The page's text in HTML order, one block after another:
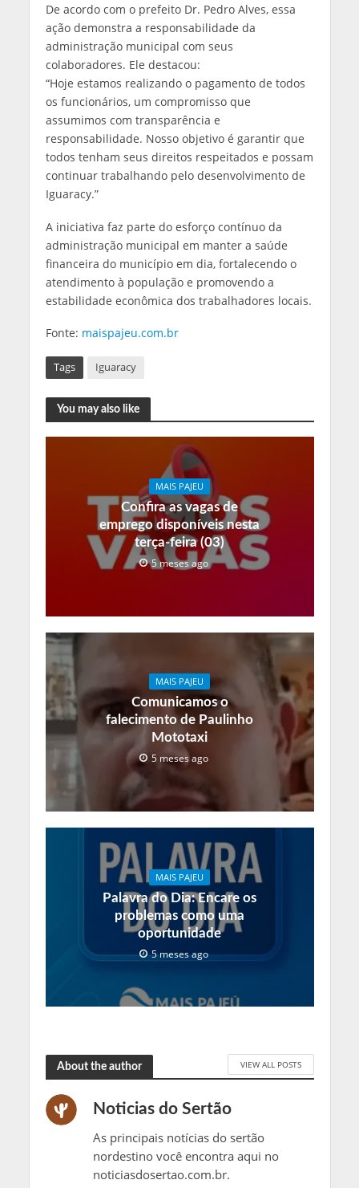
De acordo com o prefeito Dr. Pedro Alves, essa
ação demonstra a responsabilidade da
administração municipal com seus
colaboradores. Ele destacou:
“Hoje estamos realizando o pagamento de todos
os funcionários, um compromisso que
assumimos com transparência e
responsabilidade. Nosso objetivo é garantir que
todos tenham seus direitos respeitados e possam
continuar trabalhando pelo desenvolvimento de
Iguaracy.”
A iniciativa faz parte do esforço contínuo da
administração municipal em manter a saúde
financeira do município em dia, fortalecendo o
atendimento à população e promovendo a
estabilidade econômica dos trabalhadores locais.
Fonte: maispajeu.com.br
Tags Iguaracy
You may also like
MAIS PAJEU
Confira as vagas de
emprego disponíveis nesta
terça-feira (03)
5 meses ago
MAIS PAJEU
Comunicamos o
falecimento de Paulinho
Mototaxi
5 meses ago
MAIS PAJEU
Palavra do Dia: Encare os
problemas como uma
oportunidade
5 meses ago
About the author VIEW ALL POSTS
Noticias do Sertão
As principais notícias do sertão
nordestino você encontra aqui no
noticiasdosertao.com.br.